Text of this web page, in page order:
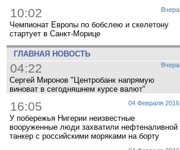
Вчера
10:02
Чемпионат Европы по бобслею и скелетону
стартует в Санкт-Морице
ГЛАВНАЯ НОВОСТЬ
Вчера
04:22
Сергей Миронов "Центробанк напрямую
виноват в сегодняшнем курсе валют"
04 Февраля 2016
16:05
У побережья Нигерии неизвестные
вооруженные люди захватили нефтеналивной
танкер с российскими моряками на борту